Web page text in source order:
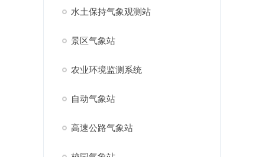
水土保持气象观测站
景区气象站
农业环境监测系统
自动气象站
高速公路气象站